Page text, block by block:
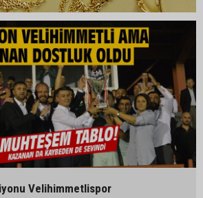
Velihimmetlispor